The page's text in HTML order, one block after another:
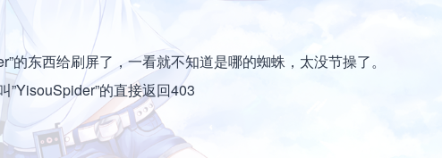
东西给刷屏了，一看就不知道是哪的蜘蛛，太没节操了。
的直接返回403